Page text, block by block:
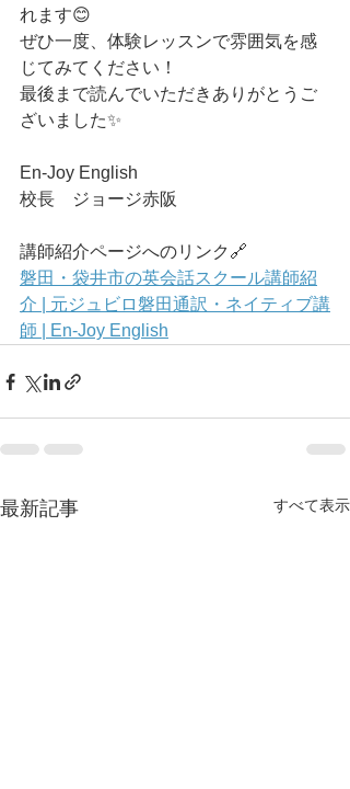
れます😊
ぜひ一度、体験レッスンで雰囲気を感
じてみてください！
最後まで読んでいただきありがとうご
ざいました✨
En-Joy English
校長　ジョージ赤阪
講師紹介ページへのリンク🔗
磐田・袋井市の英会話スクール講師紹
介 | 元ジュビロ磐田通訳・ネイティブ講
師 | En-Joy English
最新記事 すべて表示